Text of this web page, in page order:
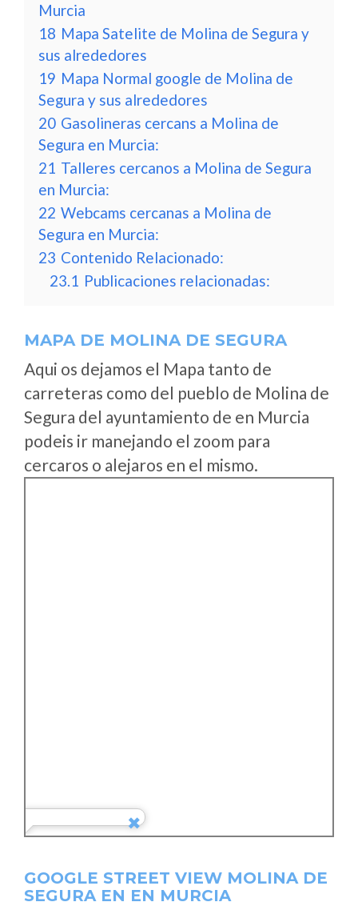
Murcia
18 Mapa Satelite de Molina de Segura y
sus alrededores
19 Mapa Normal google de Molina de
Segura y sus alrededores
20 Gasolineras cercans a Molina de
Segura en Murcia:
21 Talleres cercanos a Molina de Segura
en Murcia:
22 Webcams cercanas a Molina de
Segura en Murcia:
23 Contenido Relacionado:
23.1 Publicaciones relacionadas:
MAPA DE MOLINA DE SEGURA
Aqui os dejamos el Mapa tanto de
carreteras como del pueblo de Molina de
Segura del ayuntamiento de en Murcia
podeis ir manejando el zoom para
cercaros o alejaros en el mismo.
GOOGLE STREET VIEW MOLINA DE
SEGURA EN EN MURCIA